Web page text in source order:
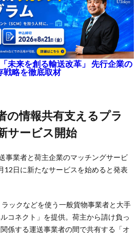
未来を創る輸送改革」 先行企業の
戦略を徹底取材
サービス開始
事業者と荷主企業のマッチングサービ
12日に新たなサービスを始めると発表
ックなどを使う一般貨物事業者と大手
コネクト」を提供。荷主から請け負っ
係する運送事業者の間で共有する「オ